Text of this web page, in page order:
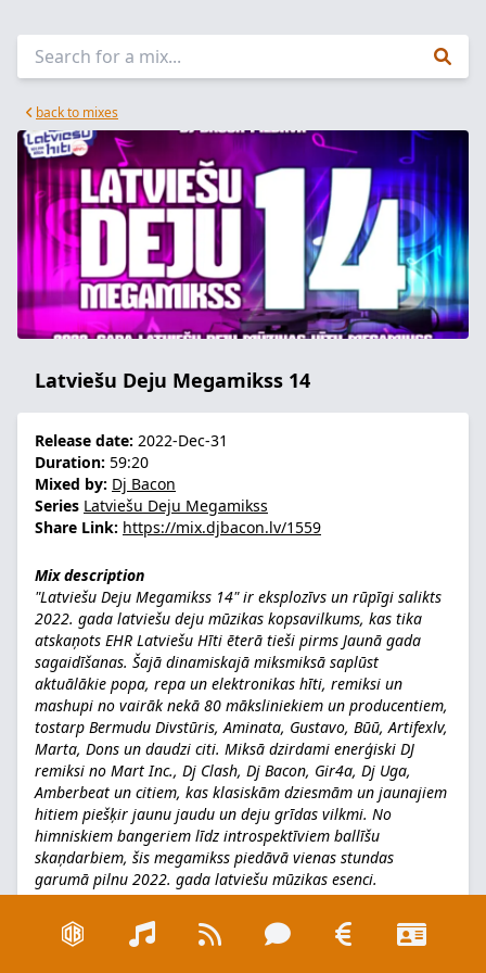
back to mixes
Latviešu Deju Megamikss 14
Release date: 2022-Dec-31
Duration: 59:20
Mixed by: Dj Bacon
Series Latviešu Deju Megamikss
Share Link: https://mix.djbacon.lv/1559
Mix description
"Latviešu Deju Megamikss 14" ir eksplozīvs un rūpīgi salikts
2022. gada latviešu deju mūzikas kopsavilkums, kas tika
atskaņots EHR Latviešu Hīti ēterā tieši pirms Jaunā gada
sagaidīšanas. Šajā dinamiskajā miksmiksā saplūst
aktuālākie popa, repa un elektronikas hīti, remiksi un
mashupi no vairāk nekā 80 māksliniekiem un producentiem,
tostarp Bermudu Divstūris, Aminata, Gustavo, Būū, Artifexlv,
Marta, Dons un daudzi citi. Miksā dzirdami enerģiski DJ
remiksi no Mart Inc., Dj Clash, Dj Bacon, Gir4a, Dj Uga,
Amberbeat un citiem, kas klasiskām dziesmām un jaunajiem
hitiem piešķir jaunu jaudu un deju grīdas vilkmi. No
himniskiem bangeriem līdz introspektīviem ballīšu
skaņdarbiem, šis megamikss piedāvā vienas stundas
garumā pilnu 2022. gada latviešu mūzikas esenci.